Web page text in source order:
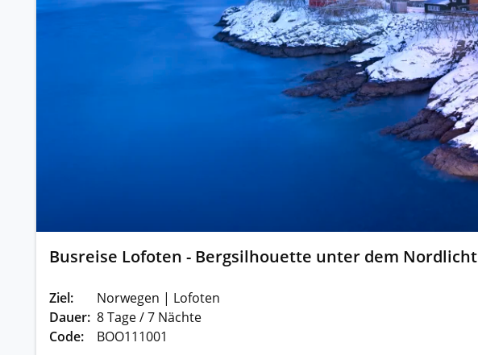
Busreise Lofoten - Bergsilhouette unter dem Nordlicht
Ziel:
Norwegen | Lofoten
Dauer: 8 Tage / 7 Nächte
Code:
BOO111001